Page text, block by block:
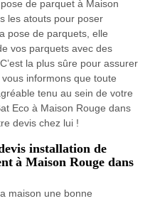
de parquet à Maison
les atouts pour poser
pose de parquets, elle
vos parquets avec des
la plus sûre pour assurer
informons que toute
tenu au sein de votre
Eco à Maison Rouge dans
devis chez lui !
installation de
à Maison Rouge dans
maison une bonne